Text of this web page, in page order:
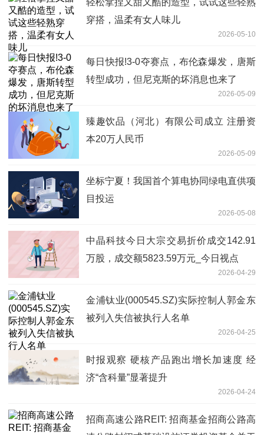
穿搭，温柔有女人味儿
2026-05-10
每日快报!3-0夺赛点，布伦森爆发，唐斯
转型成功，但尼克斯的坏消息也来了
2026-05-09
臻趣饮品（河北）有限公司成立 注册资
本20万人民币
2026-05-09
坐标宁夏！我国首个算电协同绿电直供项
目投运
2026-05-08
中晶科技今日大宗交易折价成交142.91
万股，成交额5823.59万元_今日视点
2026-04-29
金浦钛业(000545.SZ)实际控制人郭金东
被列入失信被执行人名单
2026-04-25
时报观察 硬核产品跑出增长加速度 经
济“含科量”显著提升
2026-04-24
招商高速公路REIT: 招商基金招商公路高